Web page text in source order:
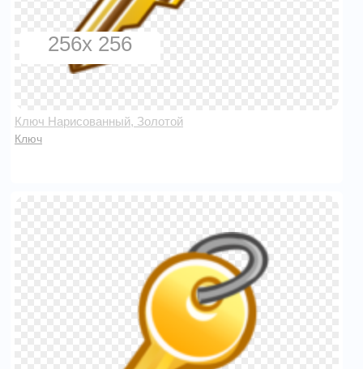
256x 256
Ключ Нарисованный, Золотой
Ключ